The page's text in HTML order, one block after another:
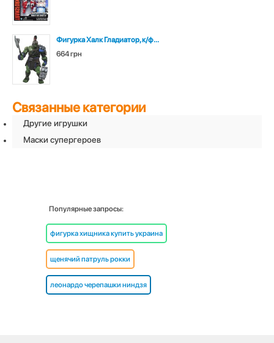
Фигурка Халк Гладиатор, к/ф...
664 грн
Связанные категории
Другие игрушки
Маски супергероев
Популярные запросы:
фигурка хищника купить украина
щенячий патруль рокки
леонардо черепашки ниндзя